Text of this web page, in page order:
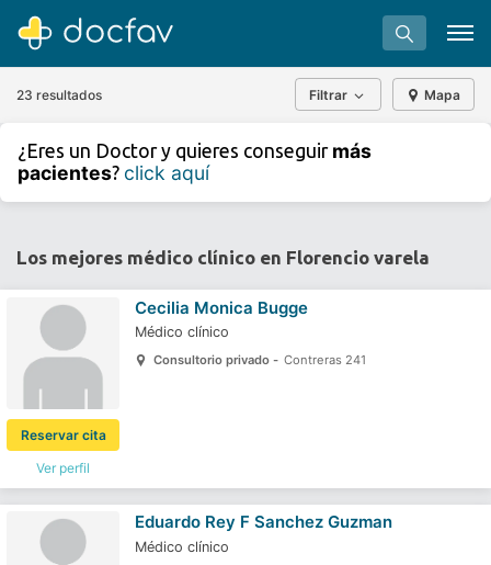
Buscar
¿Eres un doctor?
23 resultados Filtrar Mapa
¿Eres un Doctor y quieres conseguir más
pacientes? click aquí
Los mejores médico clínico en Florencio varela
Ver perfil
Reservar cita
Cecilia Monica Bugge
Médico clínico
Consultorio privado - Contreras 241
Eduardo Rey F Sanchez Guzman
Médico clínico
⇧
©
contributors.